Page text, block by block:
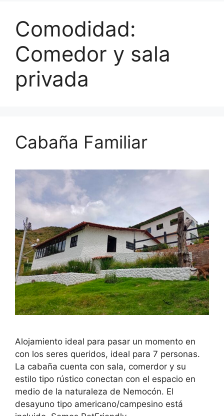
Comodidad:
Comedor y sala
privada
Cabaña Familiar
Alojamiento ideal para pasar un momento en
con los seres queridos, ideal para 7 personas.
La cabaña cuenta con sala, comerdor y su
estilo tipo rústico conectan con el espacio en
medio de la naturaleza de Nemocón. El
desayuno tipo americano/campesino está